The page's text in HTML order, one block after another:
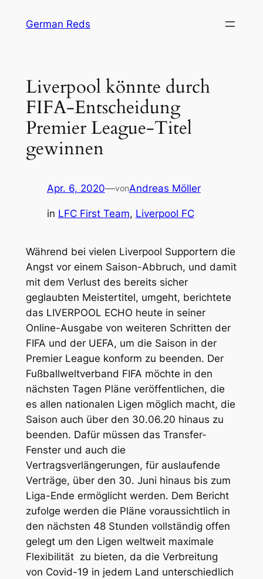
InhaltGerman Reds
Liverpool könnte durch
FIFA-Entscheidung
Premier League-Titel
gewinnen
Apr. 6, 2020—vonAndreas Möller
in LFC First Team, Liverpool FC
Während bei vielen Liverpool Supportern die
Angst vor einem Saison-Abbruch, und damit
mit dem Verlust des bereits sicher
geglaubten Meistertitel, umgeht, berichtete
das LIVERPOOL ECHO heute in seiner
Online-Ausgabe von weiteren Schritten der
FIFA und der UEFA, um die Saison in der
Premier League konform zu beenden. Der
Fußballweltverband FIFA möchte in den
nächsten Tagen Pläne veröffentlichen, die
es allen nationalen Ligen möglich macht, die
Saison auch über den 30.06.20 hinaus zu
beenden. Dafür müssen das Transfer-
Fenster und auch die
Vertragsverlängerungen, für auslaufende
Verträge, über den 30. Juni hinaus bis zum
Liga-Ende ermöglicht werden. Dem Bericht
zufolge werden die Pläne voraussichtlich in
den nächsten 48 Stunden vollständig offen
gelegt um den Ligen weltweit maximale
Flexibilität zu bieten, da die Verbreitung
von Covid-19 in jedem Land unterschiedlich